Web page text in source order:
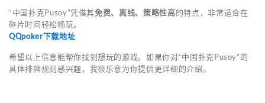
“中国扑克Pusoy”凭借其免费、离线、策略性高的特点，非常适合在
碎片时间轻松畅玩。
QQpoker下载地址
希望以上信息能帮你找到想玩的游戏。如果你对“中国扑克Pusoy”的
具体排牌规则感兴趣，我很乐意为你提供更详细的介绍。